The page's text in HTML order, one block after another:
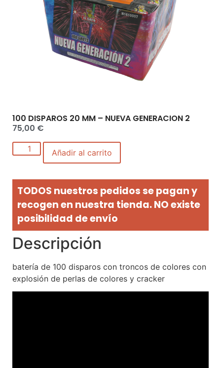
100 DISPAROS 20 MM – NUEVA GENERACION 2
75,00 €
Añadir al carrito
TODOS nuestros pedidos se pagan y
recogen en nuestra tienda. NO existe
posibilidad de envío
Descripción
batería de 100 disparos con troncos de colores con
explosión de perlas de colores y cracker